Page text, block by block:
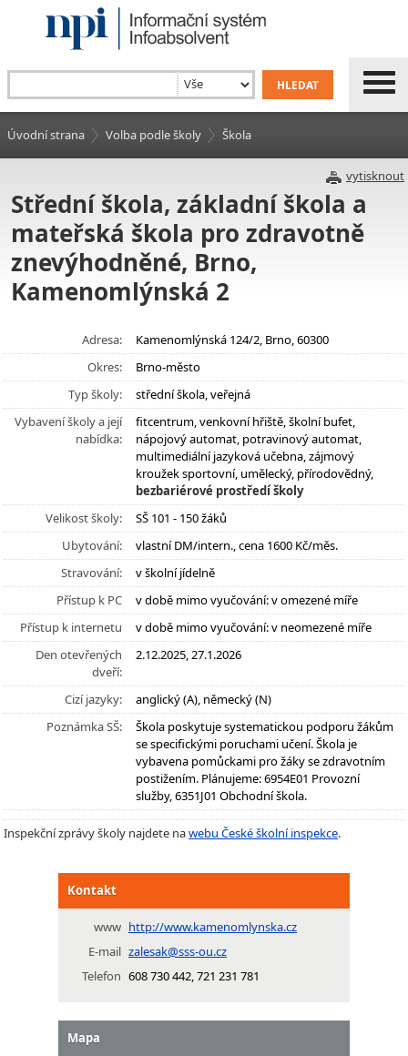
Úvodní strana Volba podle školy Škola
vytisknout
Střední škola, základní škola a
mateřská škola pro zdravotně
znevýhodněné, Brno,
Kamenomlýnská 2
Adresa:
Kamenomlýnská 124/2, Brno, 60300
Okres:
Brno-město
Typ školy:
střední škola, veřejná
Vybavení školy a její
nabídka:
fitcentrum, venkovní hřiště, školní bufet,
nápojový automat, potravinový automat,
multimediální jazyková učebna, zájmový
kroužek sportovní, umělecký, přírodovědný,
bezbariérové prostředí školy
Velikost školy:
SŠ 101 - 150 žáků
Ubytování:
vlastní DM/intern., cena 1600 Kč/měs.
Stravování:
v školní jídelně
Přístup k PC
v době mimo vyučování: v omezené míře
Přístup k internetu
v době mimo vyučování: v neomezené míře
Den otevřených
dveří:
2.12.2025, 27.1.2026
Cizí jazyky:
anglický (A), německý (N)
Poznámka SŠ:
Škola poskytuje systematickou podporu žákům
se specifickými poruchami učení. Škola je
vybavena pomůckami pro žáky se zdravotním
postižením. Plánujeme: 6954E01 Provozní
služby, 6351J01 Obchodní škola.
Inspekční zprávy školy najdete nawebu České školní inspekce.
Kontakt
www http://www.kamenomlynska.cz
E-mail zalesak@sss-ou.cz
Telefon 608 730 442, 721 231 781
Mapa